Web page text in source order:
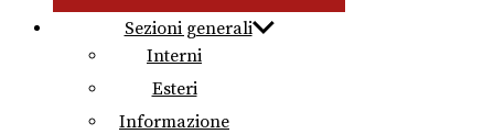
Sezioni generali
Interni
Esteri
Informazione